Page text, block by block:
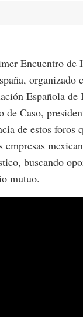
Encuentro de
organizado
Española de
de Caso,
de estos foros
empresas
buscando
mutuo.